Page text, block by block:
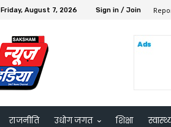
Friday, August 7, 2026 Sign in / Join
राजनीति उधोग जगत शिक्षा